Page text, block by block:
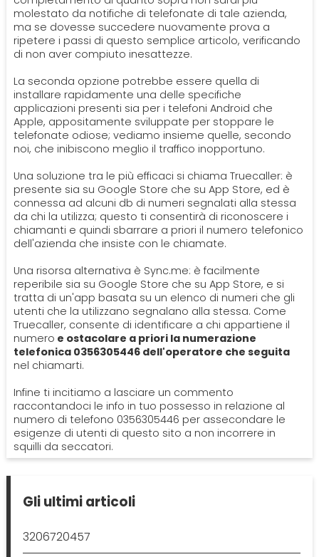
molestato da notifiche di telefonate di tale azienda,
ma se dovesse succedere nuovamente prova a
ripetere i passi di questo semplice articolo, verificando
di non aver compiuto inesattezze.
La seconda opzione potrebbe essere quella di
installare rapidamente una delle specifiche
applicazioni presenti sia per i telefoni Android che
Apple, appositamente sviluppate per stoppare le
telefonate odiose; vediamo insieme quelle, secondo
noi, che inibiscono meglio il traffico inopportuno.
Una soluzione tra le più efficaci si chiama Truecaller: è
presente sia su Google Store che su App Store, ed è
connessa ad alcuni db di numeri segnalati alla stessa
da chi la utilizza; questo ti consentirà di riconoscere i
chiamanti e quindi sbarrare a priori il numero telefonico
dell'azienda che insiste con le chiamate.
Una risorsa alternativa è Sync.me: è facilmente
reperibile sia su Google Store che su App Store, e si
tratta di un'app basata su un elenco di numeri che gli
utenti che la utilizzano segnalano alla stessa. Come
Truecaller, consente di identificare a chi appartiene il
numero e ostacolare a priori la numerazione
telefonica 0356305446 dell'operatore che seguita
nel chiamarti.
Infine ti incitiamo a lasciare un commento
raccontandoci le info in tuo possesso in relazione al
numero di telefono 0356305446 per assecondare le
esigenze di utenti di questo sito a non incorrere in
squilli da seccatori.
Gli ultimi articoli
3206720457